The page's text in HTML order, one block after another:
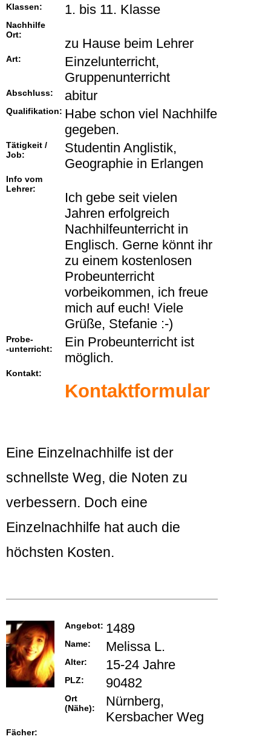
Klassen: 1. bis 11. Klasse
Nachhilfe
Ort:
zu Hause beim Lehrer
Art:
Einzelunterricht,
Gruppenunterricht
Abschluss: abitur
Qualifikation: Habe schon viel Nachhilfe
gegeben.
Tätigkeit /
Job:
Studentin Anglistik,
Geographie in Erlangen
Info vom
Lehrer:
Ich gebe seit vielen
Jahren erfolgreich
Nachhilfeunterricht in
Englisch. Gerne könnt ihr
zu einem kostenlosen
Probeunterricht
vorbeikommen, ich freue
mich auf euch! Viele
Grüße, Stefanie :-)
Probe-
-unterricht:
Ein Probeunterricht ist
möglich.
Kontakt:
Kontaktformular
Eine Einzelnachhilfe ist der
schnellste Weg, die Noten zu
verbessern. Doch eine
Einzelnachhilfe hat auch die
höchsten Kosten.
Angebot: 1489
Name: Melissa L.
Alter: 15-24 Jahre
PLZ: 90482
Ort
(Nähe):
Nürnberg,
Kersbacher Weg
Fächer: